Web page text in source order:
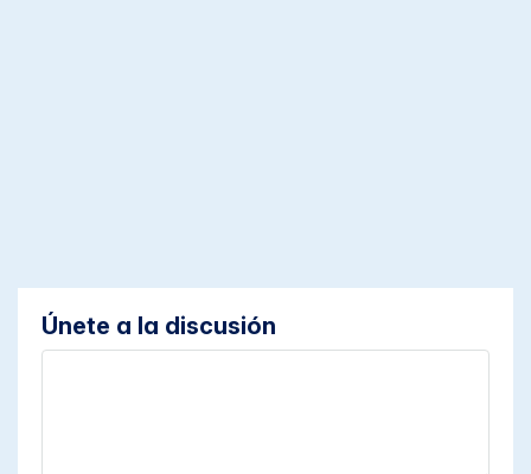
Únete a la discusión